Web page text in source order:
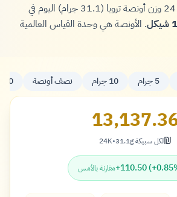
سعر سبيكة الذهب عيار 24 وزن أونصة ترويا (31.1 جرام) اليوم في
. الأونصة هي وحدة القياس العالمية
5 جرام 10 جرام نصف أونصة 20 جرام
شيكل
₪لكل سبيكة 31.1g •
24K
+110.50مقارنة بالأمس